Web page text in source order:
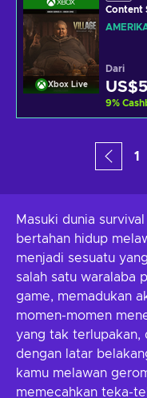
Xbox Live
Content
XBOX
Dari
9%
1
Masuki dunia
bertahan hidup
menjadi sesuatu
salah satu waralaba
game, memadukan
momen-momen
yang tak terlupakan,
dengan latar
kamu melawan
memecahkan teka-